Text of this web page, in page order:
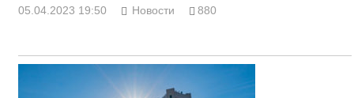
05.04.2023 19:50 Новости 880